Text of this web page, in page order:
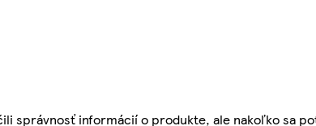
správnosť informácií o produkte, ale nakoľko sa